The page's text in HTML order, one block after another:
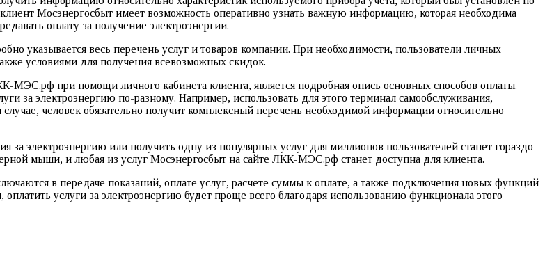
Мосэнергосбыт имеет возможность оперативно узнать важную информацию, которая необходима
оплату за получение электроэнергии.
указывается весь перечень услуг и товаров компании. При необходимости, пользователи личных
условиями для получения всевозможных скидок.
при помощи личного кабинета клиента, является подробная опись основных способов оплаты.
за электроэнергию по-разному. Например, использовать для этого терминал самообслуживания,
человек обязательно получит комплексный перечень необходимой информации относительно
электроэнергию или получить одну из популярных услуг для миллионов пользователей станет гораздо
мыши, и любая из услуг Мосэнергосбыт на сайте ЛКК-МЭС.рф станет доступна для клиента.
в передаче показаний, оплате услуг, расчете суммы к оплате, а также подключения новых функций
услуги за электроэнергию будет проще всего благодаря использованию функционала этого